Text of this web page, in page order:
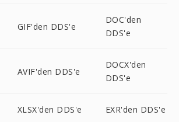
GIF'den DDS'e
DOC'den
DDS'e
AVIF'den DDS'e
DOCX'den
DDS'e
XLSX'den DDS'e EXR'den DDS'e